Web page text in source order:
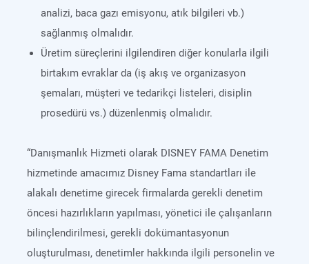
analizi, baca gazı emisyonu, atık bilgileri vb.)
sağlanmış olmalıdır.
Üretim süreçlerini ilgilendiren diğer konularla ilgili
birtakım evraklar da (iş akış ve organizasyon
şemaları, müşteri ve tedarikçi listeleri, disiplin
prosedürü vs.) düzenlenmiş olmalıdır.
“Danışmanlık Hizmeti olarak DISNEY FAMA Denetim
hizmetinde amacımız Disney Fama standartları ile
alakalı denetime girecek firmalarda gerekli denetim
öncesi hazırlıkların yapılması, yönetici ile çalışanların
bilinçlendirilmesi, gerekli dokümantasyonun
oluşturulması, denetimler hakkında ilgili personelin ve